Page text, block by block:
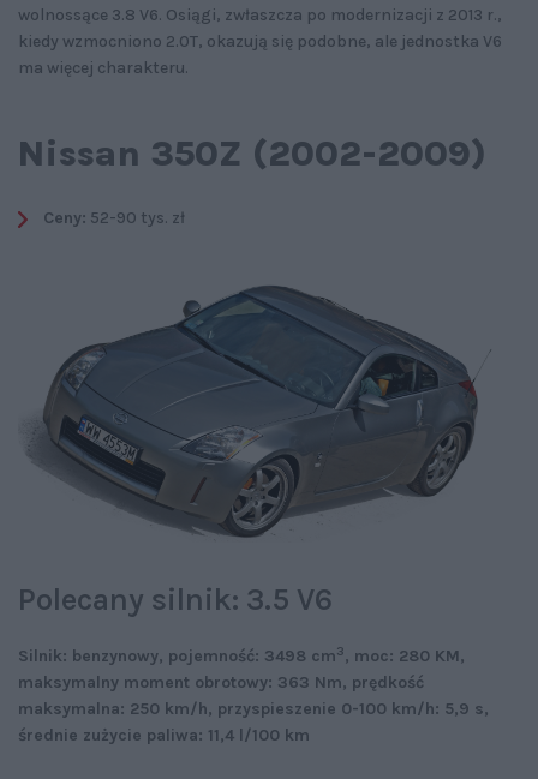
wolnossące 3.8 V6. Osiągi, zwłaszcza po modernizacji z 2013 r.,
kiedy wzmocniono 2.0T, okazują się podobne, ale jednostka V6
ma więcej charakteru.
Nissan 350Z (2002-2009)
Ceny: 52-90 tys. zł
Polecany silnik: 3.5 V6
Silnik: benzynowy, pojemność: 3498 cm3, moc: 280 KM,
maksymalny moment obrotowy: 363 Nm, prędkość
maksymalna: 250 km/h, przyspieszenie 0-100 km/h: 5,9 s,
średnie zużycie paliwa: 11,4 l/100 km